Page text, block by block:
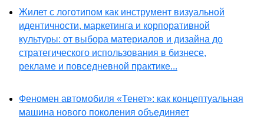
Жилет с логотипом как инструмент визуальной
идентичности, маркетинга и корпоративной
культуры: от выбора материалов и дизайна до
стратегического использования в бизнесе,
рекламе и повседневной практике...
Феномен автомобиля «Тенет»: как концептуальная
машина нового поколения объединяет